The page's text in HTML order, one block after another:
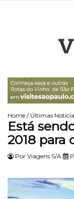
Home / Últimas
Está
2018 para
Por Viagens S/A